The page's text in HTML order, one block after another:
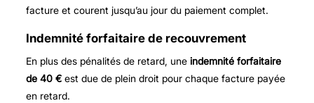
facture et courent jusqu’au jour du paiement complet.
Indemnité forfaitaire de recouvrement
En plus des pénalités de retard, une indemnité forfaitaire
de 40 €est due de plein droit pour chaque facture payée
en retard.